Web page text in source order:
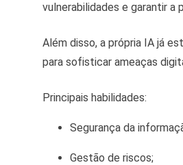
vulnerabilidades e garantir
Além disso, a própria IA já
para sofisticar ameaças
Principais habilidades:
Segurança da
Gestão de riscos;